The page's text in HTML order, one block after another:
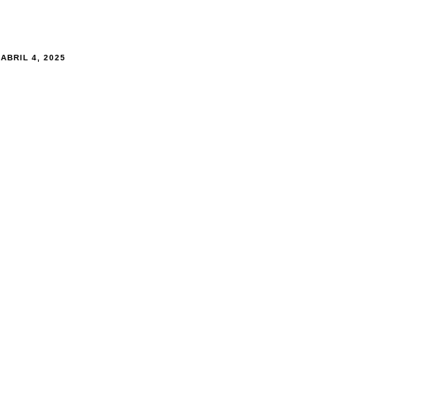
ABRIL 4, 2025